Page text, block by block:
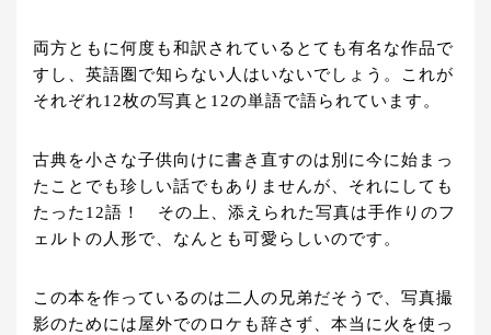
両方ともに何度も和訳されているとても有名な作品で
すし、英語圏で知らない人はいないでしょう。これが
それぞれ12枚の写真と12の単語で語られています。
古典を小さな子供向けに書き直すのは別に今に始まっ
たことでも珍しい話でもありませんが、それにしても
たった12語！ その上、添えられた写真は手作りのフ
ェルトの人形で、なんとも可愛らしいのです。
この本を作っているのは二人の兄弟だそうで、写真撮
影のためには屋外でのロケも辞さず、本当に火を使っ